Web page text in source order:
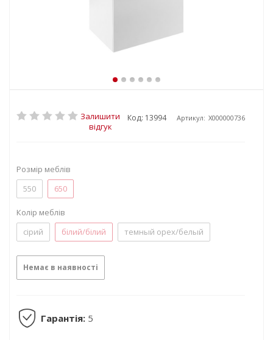
Залишити
відгук
Код: 13994 Артикул: X000000736
Розмір меблів
550
650
Колір меблів
сірий
білий/білий темный орех/белый
Немає в наявності
Гарантія: 5